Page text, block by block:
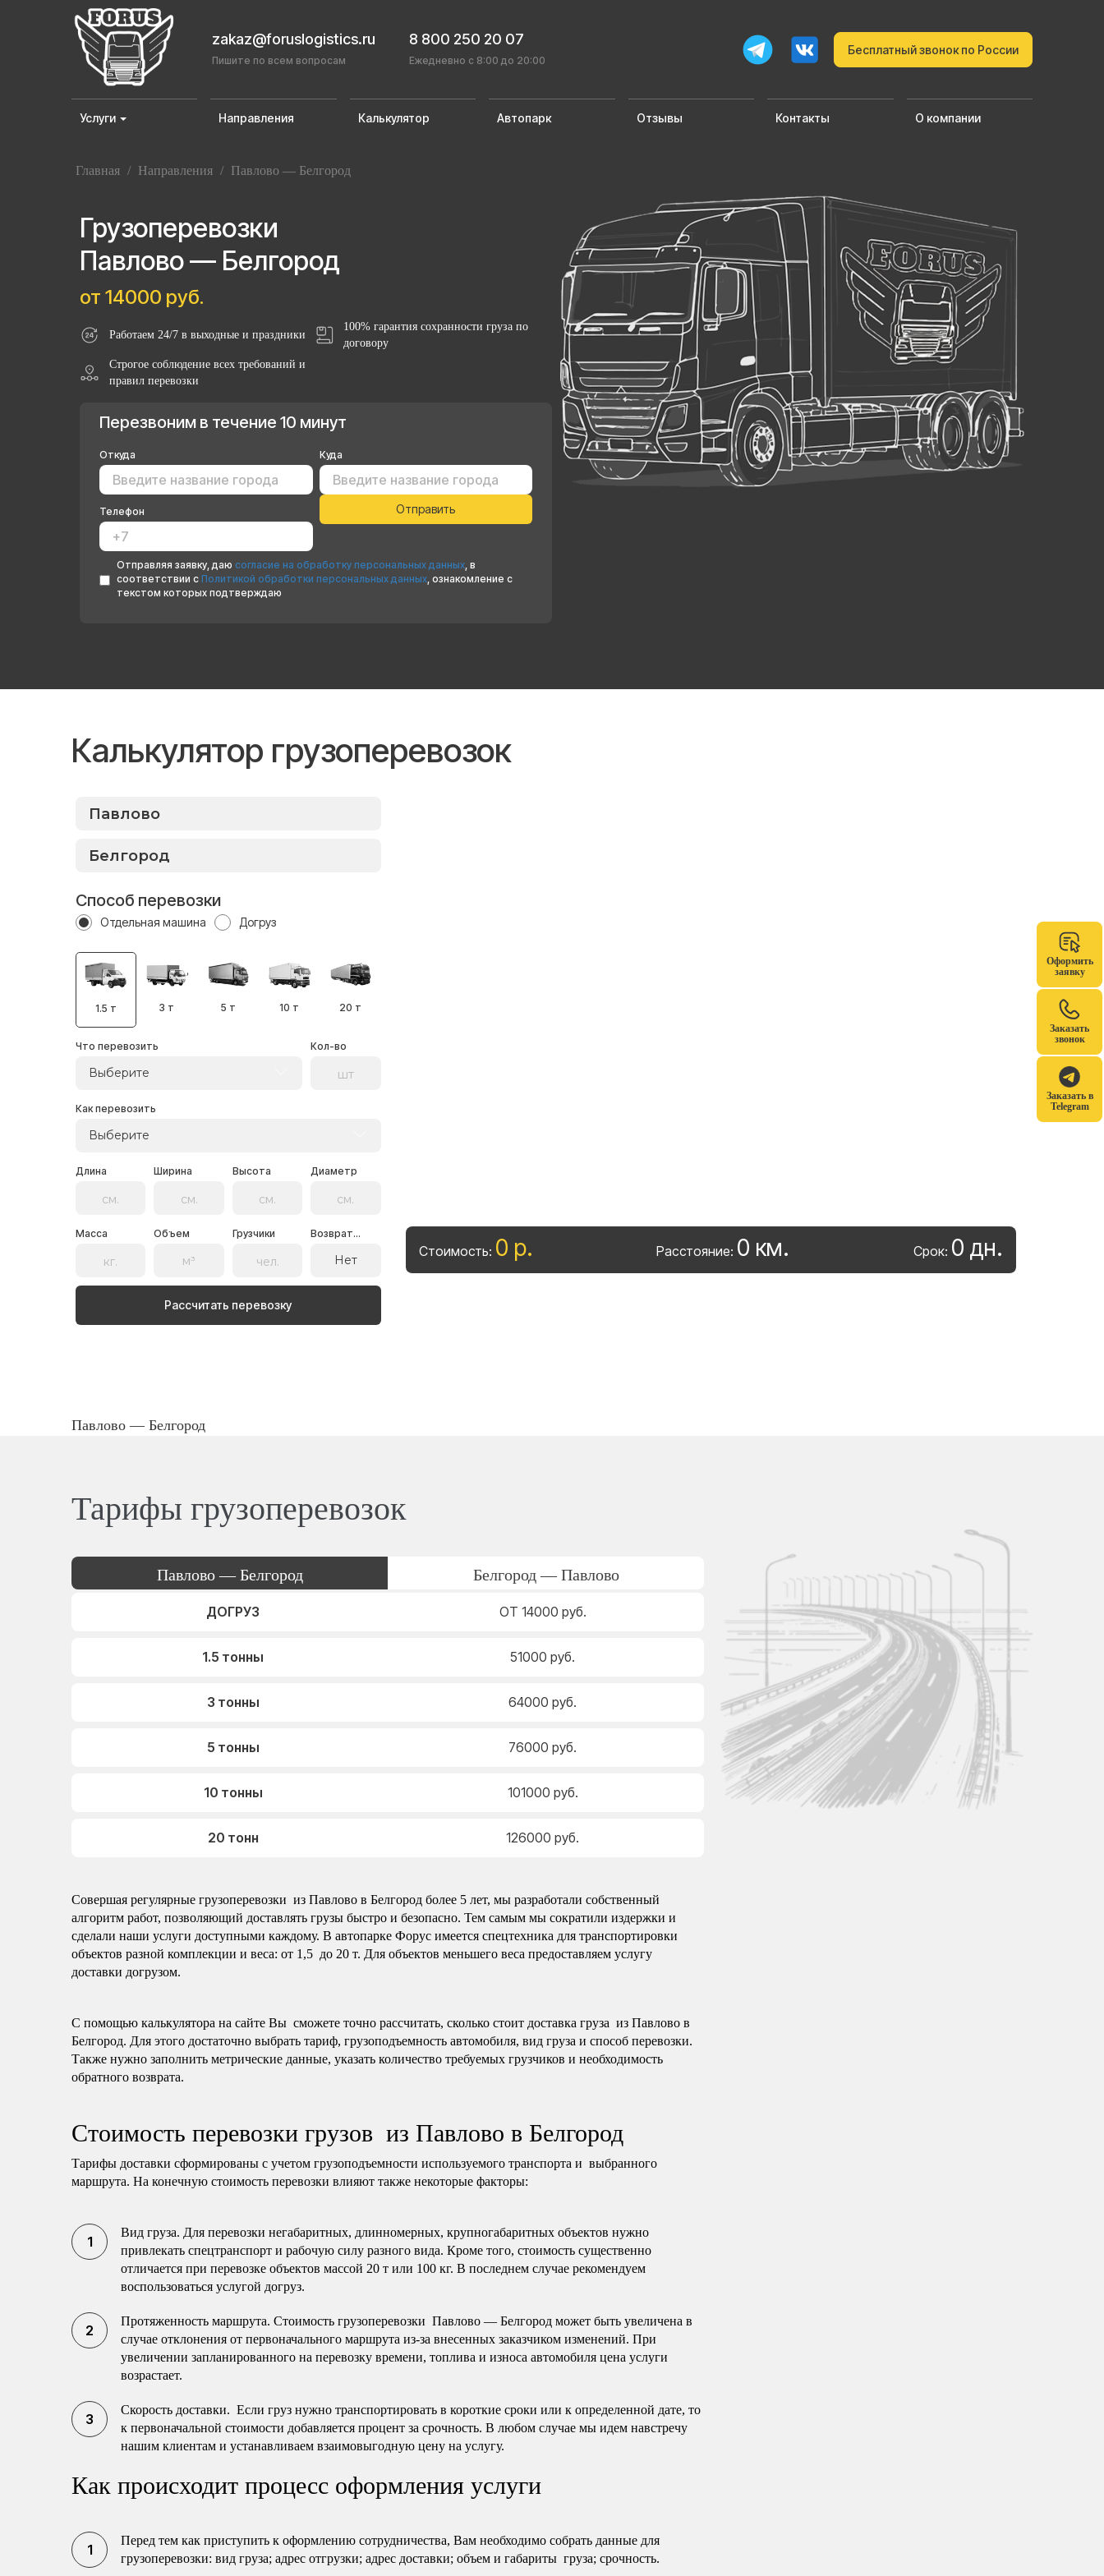
Оформить
заявку
Заказать
звонок
Заказать в
Telegram
zakaz@foruslogistics.ru
Пишите по всем вопросам
8 800 250 20 07
Ежедневно с 8:00 до 20:00
Бесплатный звонок по России
Услуги Направления Калькулятор Автопарк Отзывы Контакты О компании
Главная / Направления / Павлово — Белгород
Грузоперевозки
Павлово — Белгород
от 14000 руб.
Работаем 24/7 в выходные и праздники
100% гарантия сохранности груза по
договору
Строгое соблюдение всех требований и
правил перевозки
Перезвоним в течение 10 минут
Откуда Куда
Телефон
Отправляя заявку, даю согласие на обработку персональных данных, в
соответствии с Политикой обработки персональных данных, ознакомление с
текстом которых подтверждаю
Калькулятор грузоперевозок
Способ перевозки
Отдельная машина Догруз
1.5 т 3 т 5 т 10 т 20 т
Что перевозить
Выберите
Кол-во
Как перевозить
Выберите
Длина Ширина Высота Диаметр
Масса Объем Грузчики Возврат...
Нет
Рассчитать перевозку
Стоимость: 0 р. Расстояние: 0 км. Срок: 0 дн.
Павлово — Белгород
Тарифы грузоперевозок
Павлово — Белгород Белгород — Павлово
ДОГРУЗ ОТ 14000 руб.
1.5 тонны 51000 руб.
3 тонны 64000 руб.
5 тонны 76000 руб.
10 тонны 101000 руб.
20 тонн 126000 руб.
Совершая регулярные грузоперевозки из Павлово в Белгород более 5 лет, мы разработали собственный
алгоритм работ, позволяющий доставлять грузы быстро и безопасно. Тем самым мы сократили издержки и
сделали наши услуги доступными каждому. В автопарке Форус имеется спецтехника для транспортировки
объектов разной комплекции и веса: от 1,5 до 20 т. Для объектов меньшего веса предоставляем услугу
доставки догрузом.
С помощью калькулятора на сайте Вы сможете точно рассчитать, сколько стоит доставка груза из Павлово в
Белгород. Для этого достаточно выбрать тариф, грузоподъемность автомобиля, вид груза и способ перевозки.
Также нужно заполнить метрические данные, указать количество требуемых грузчиков и необходимость
обратного возврата.
Стоимость перевозки грузов из Павлово в Белгород
Тарифы доставки сформированы с учетом грузоподъемности используемого транспорта и выбранного
маршрута. На конечную стоимость перевозки влияют также некоторые факторы:
Вид груза. Для перевозки негабаритных, длинномерных, крупногабаритных объектов нужно
привлекать спецтранспорт и рабочую силу разного вида. Кроме того, стоимость существенно
отличается при перевозке объектов массой 20 т или 100 кг. В последнем случае рекомендуем
воспользоваться услугой догруз.
Протяженность маршрута. Стоимость грузоперевозки Павлово — Белгород может быть увеличена в
случае отклонения от первоначального маршрута из-за внесенных заказчиком изменений. При
увеличении запланированного на перевозку времени, топлива и износа автомобиля цена услуги
возрастает.
Скорость доставки. Если груз нужно транспортировать в короткие сроки или к определенной дате, то
к первоначальной стоимости добавляется процент за срочность. В любом случае мы идем навстречу
нашим клиентам и устанавливаем взаимовыгодную цену на услугу.
Как происходит процесс оформления услуги
Перед тем как приступить к оформлению сотрудничества, Вам необходимо собрать данные для
грузоперевозки: вид груза; адрес отгрузки; адрес доставки; объем и габариты груза; срочность.